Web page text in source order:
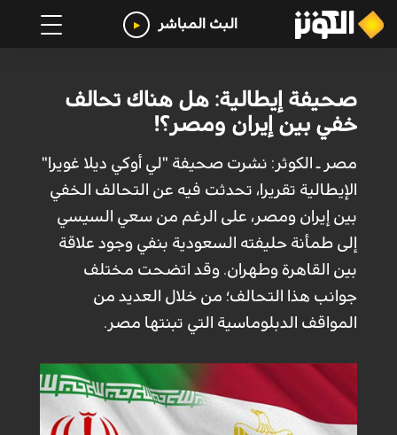
البث المباشر
صحيفة إيطالية: هل هناك تحالف
خفي بين إيران ومصر؟!
مصر ـ الكوثر: نشرت صحيفة "لي أوكي ديلا غويرا"
الإيطالية تقريرا، تحدثت فيه عن التحالف الخفي
بين إيران ومصر، على الرغم من سعي السيسي
إلى طمأنة حليفته السعودية بنفي وجود علاقة
بين القاهرة وطهران. وقد اتضحت مختلف
جوانب هذا التحالف؛ من خلال العديد من
المواقف الدبلوماسية التي تبنتها مصر.